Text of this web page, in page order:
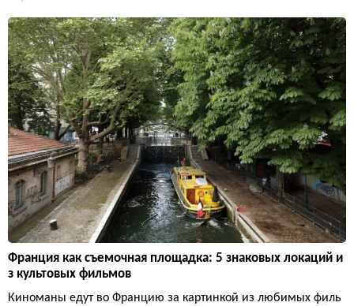
Франция как съемочная площадка: 5 знаковых локаций и
з культовых фильмов
Киноманы едут во Францию за картинкой из любимых филь